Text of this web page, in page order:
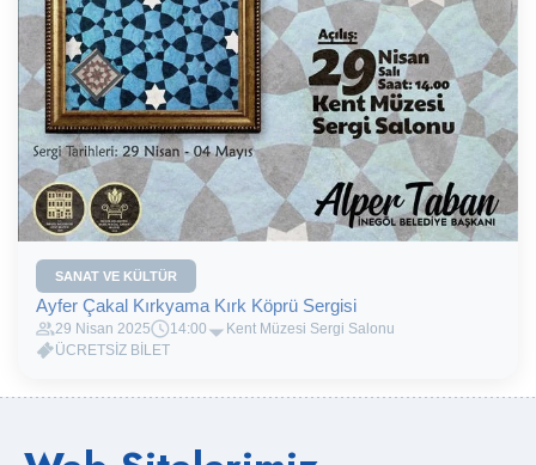
SANAT VE KÜLTÜR
Ayfer Çakal Kırkyama Kırk Köprü Sergisi
29 Nisan 2025 14:00
Kent Müzesi Sergi Salonu
ÜCRETSİZ BİLET